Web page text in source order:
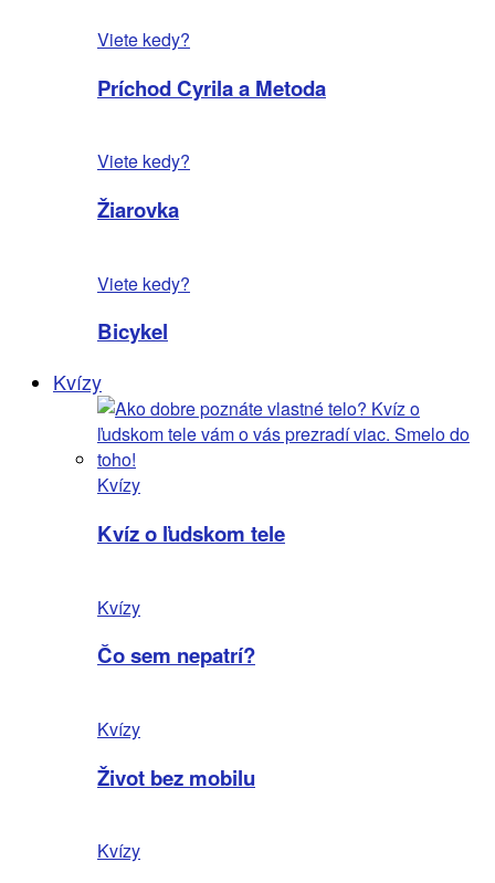
Viete kedy?
Príchod Cyrila a Metoda
Viete kedy?
Žiarovka
Viete kedy?
Bicykel
Kvízy
Kvízy
Kvíz o ľudskom tele
Kvízy
Čo sem nepatrí?
Kvízy
Život bez mobilu
Kvízy